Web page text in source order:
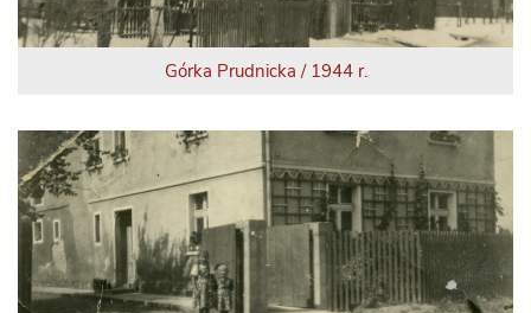
Górka Prudnicka / 1944 r.